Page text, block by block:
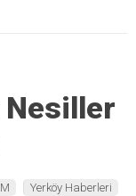
Nesiller
Yerköy Haberleri